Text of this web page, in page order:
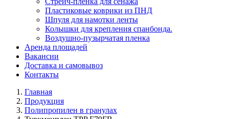
Пластиковые коврики из ПНД
Шпуля для намотки ленты
Колышки для крепления спанбонда.
Воздушно-пузырчатая пленка
Аренда площадей
Вакансии
Доставка и самовывоз
Контакты
Главная
Продукция
Полипропилен в гранулах